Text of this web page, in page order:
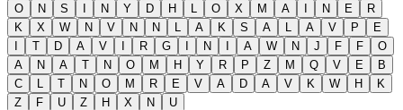
O
N S I N Y D H L O X M A I N E
R
K
X W N V N N L A K S A L A V P
E
I
T D A V I R G I N I A W N J F F
O
A
N A T N O M H Y R P Z M Q V E
B
C
L T N O M R E V A D A V K W H
K
Z
F U Z H X N U